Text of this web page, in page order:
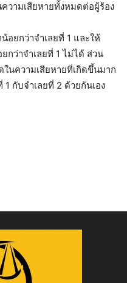
วามเสียหายทั้งหมดต่อผู้ร้อง
อยกว่าจำเลยที่ 1 และให้
กว่าจำเลยที่ 1 ไม่ได้ ส่วน
ในความเสียหายที่เกิดขึ้นมาก
1 กับจำเลยที่ 2 ด้วยกันเอง